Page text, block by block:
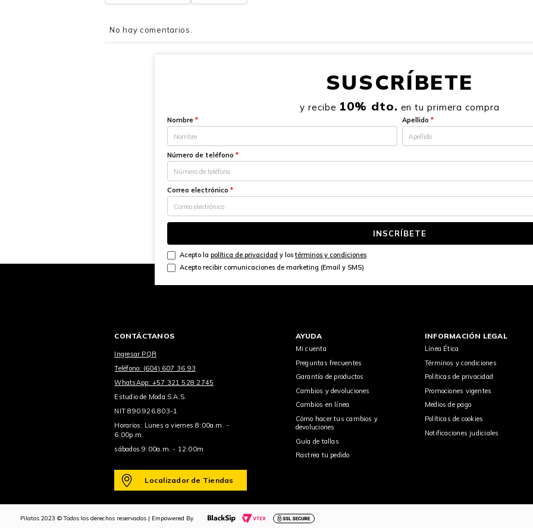
No hay comentarios.
SUSCRÍBETE
y recibe 10% dto. en tu primera compra
Nombre * Apellido *
Número de teléfono *
Correo electrónico *
INSCRÍBETE
Acepto la política de privacidad y lostérminos y condiciones
Acepto recibir comunicaciones de marketing (Email y SMS)
CONTÁCTANOS
Ingresar PQR
Teléfono: (604) 607 36 93
WhatsApp: +57 321 528 2745
Estudio de Moda S.A.S.
NIT 890.926.803-1
Horarios: Lunes a viernes 8:00a.m. -
6:00p.m.
sábados 9:00a.m. - 12:00m
Localizador de Tiendas
AYUDA
Mi cuenta
Preguntas frecuentes
Garantía de productos
Cambios y devoluciones
Cambios en línea
Cómo hacer tus cambios y
devoluciones
Guía de tallas
Rastrea tu pedido
INFORMACIÓN LEGAL
Línea Ética
Términos y condiciones
Políticas de privacidad
Promociones vigentes
Medios de pago
Políticas de cookies
Notificaciones judiciales
Pilatos 2023 © Todos los derechos reservados | Empowered By